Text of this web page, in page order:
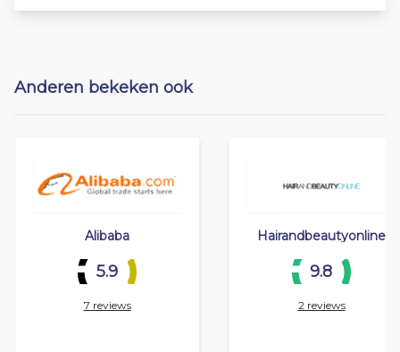
Anderen bekeken ook
Alibaba
5.9
7 reviews
Hairandbeautyonline
9.8
2 reviews